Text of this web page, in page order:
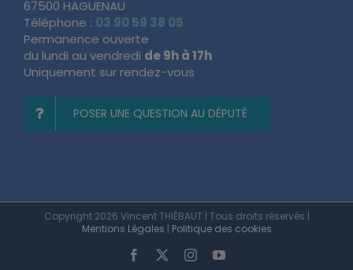
1 place de Neubourg
67500 HAGUENAU
Téléphone :03 90 59 38 05
Permanence ouverte
du lundi au vendredide 9h à 17h
POSER UNE QUESTION AU DÉPUTÉ
Copyright 2026 Vincent THIÉBAUT | Tous droits réservés |
Mentions Légales
Politique des cookies